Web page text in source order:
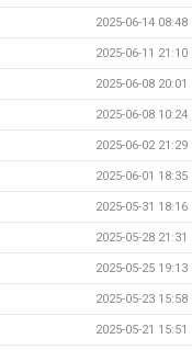
2025-06-14 08:48
2025-06-11 21:10
2025-06-08 20:01
2025-06-08 10:24
2025-06-02 21:29
2025-06-01 18:35
2025-05-31 18:16
2025-05-28 21:31
2025-05-25 19:13
2025-05-23 15:58
2025-05-21 15:51